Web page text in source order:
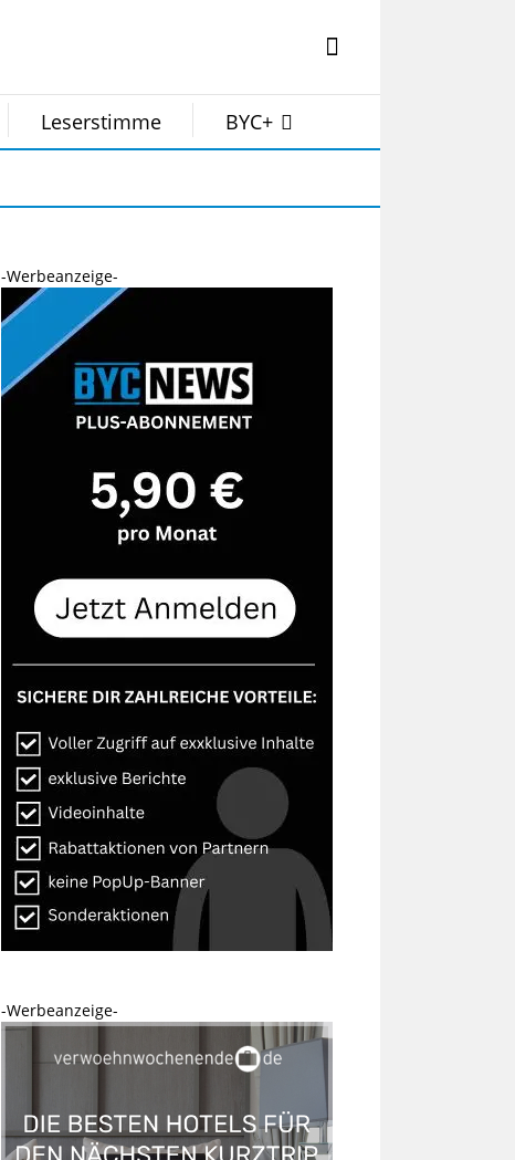
Leserstimme BYC+
-Werbeanzeige-
-Werbeanzeige-